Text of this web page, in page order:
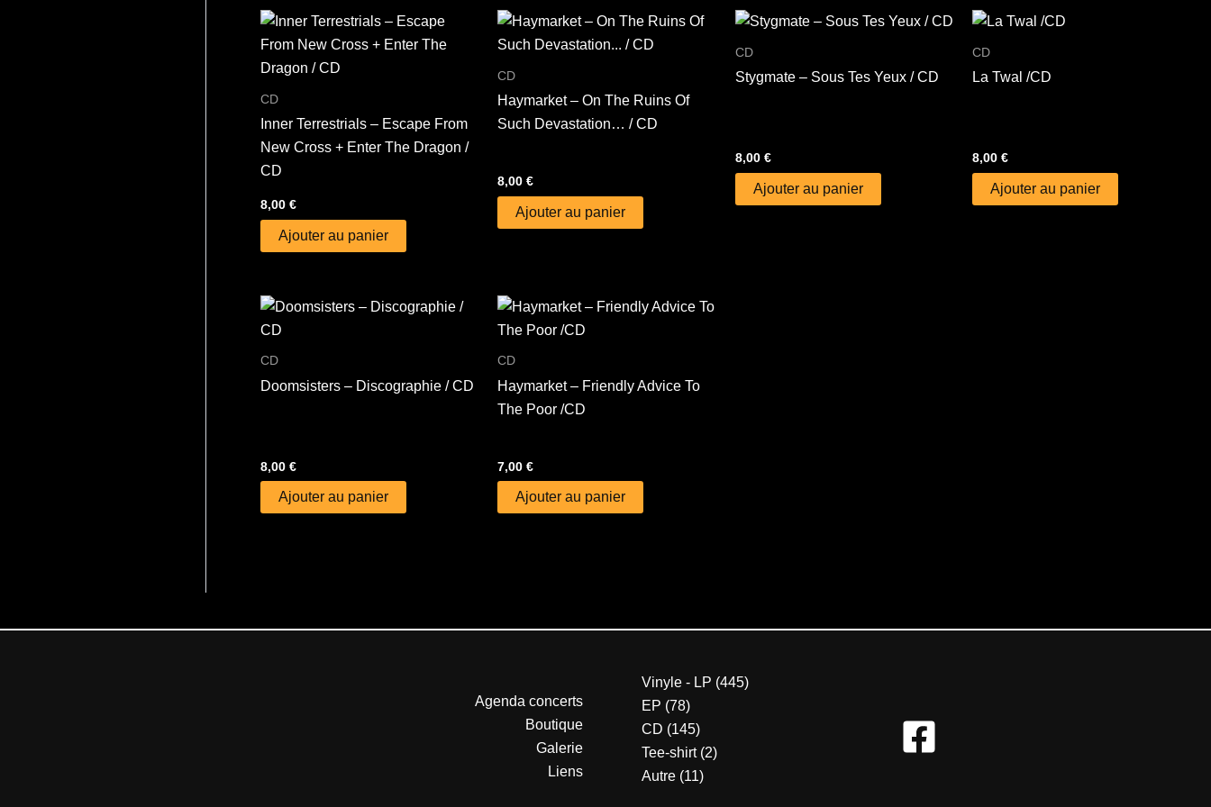
CD
Inner Terrestrials – Escape From
New Cross + Enter The Dragon /
CD
8,00 €
Ajouter au panier
CD
Haymarket – On The Ruins Of
Such Devastation… / CD
8,00€
Ajouter au panier
CD
Stygmate – Sous Tes Yeux / CD
8,00 €
Ajouter au panier
CD
La Twal /CD
8,00€
Ajouter au panier
CD
Doomsisters – Discographie / CD
8,00 €
Ajouter au panier
CD
Haymarket – Friendly Advice To
The Poor /CD
7,00€
Ajouter au panier
Agenda concerts
Boutique
Galerie
Liens
Vinyle - LP 445
EP 78
CD 145
Tee-shirt 2
Autre 11